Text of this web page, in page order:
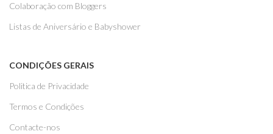
Colaboração com Bloggers
Listas de Aniversário e Babyshower
CONDIÇÕES GERAIS
Politica de Privacidade
Termos e Condições
Contacte-nos